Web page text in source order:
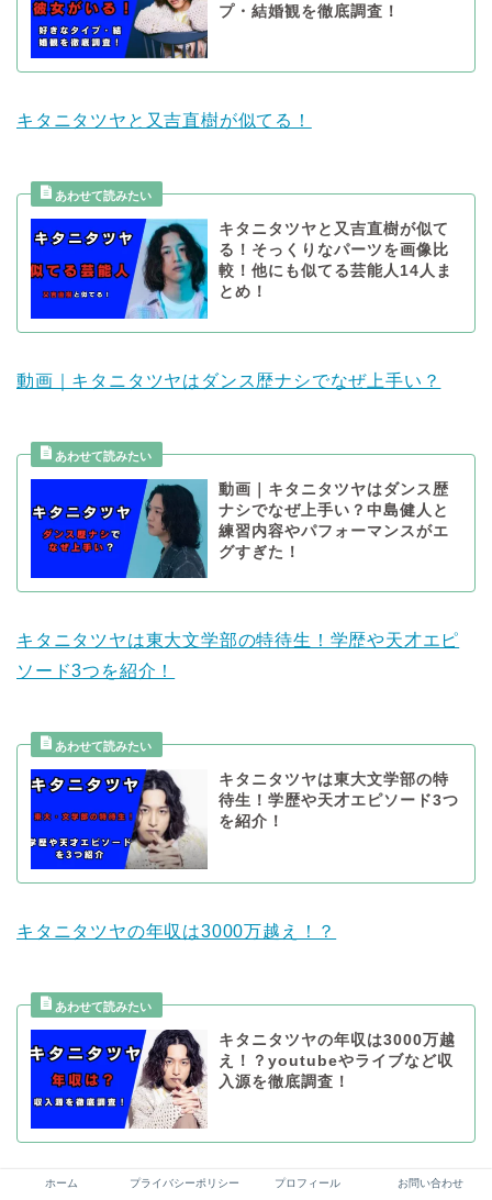
プ・結婚観を徹底調査！
キタニタツヤと又吉直樹が似てる！
キタニタツヤと又吉直樹が似て
る！そっくりなパーツを画像比
較！他にも似てる芸能人14人ま
とめ！
動画｜キタニタツヤはダンス歴ナシでなぜ上手い？
動画｜キタニタツヤはダンス歴
ナシでなぜ上手い？中島健人と
練習内容やパフォーマンスがエ
グすぎた！
キタニタツヤは東大文学部の特待生！学歴や天才エピ
ソード3つを紹介！
キタニタツヤは東大文学部の特
待生！学歴や天才エピソード3つ
を紹介！
キタニタツヤの年収は3000万越え！？
キタニタツヤの年収は3000万越
え！？youtubeやライブなど収
入源を徹底調査！
スポンサーリンク
ホーム プライバシーポリシー プロフィール お問い合わせ